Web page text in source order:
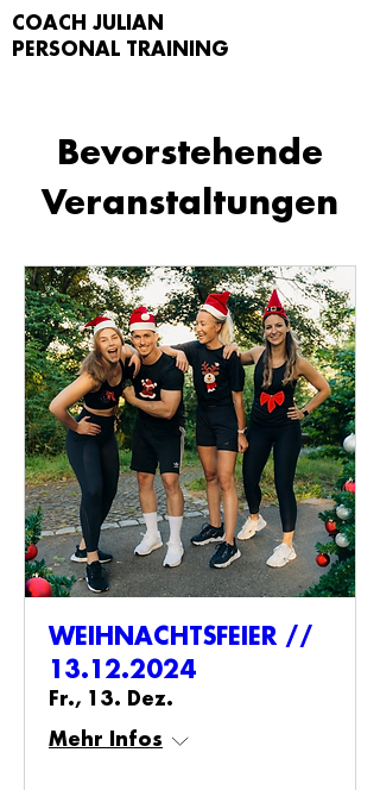
COACH JULIAN
PERSONAL TRAIN
ING
Bevorstehende
Veranstaltungen
WEIHNACHTSFEIER //
13.12.2024
Fr., 13. Dez.
Mehr Infos